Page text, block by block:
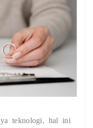
teknologi, hal ini